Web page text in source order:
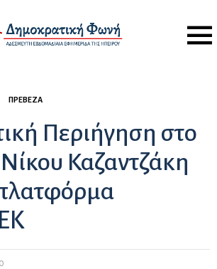
Menu
ΠΡΈΒΕΖΑ
Περιήγηση στο
Καζαντζάκη